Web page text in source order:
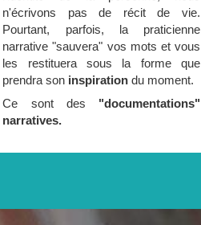
n'écrivons pas de récit de vie.
Pourtant, parfois, la praticienne
narrative "sauvera" vos mots et vous
les restituera sous la forme que
prendra son inspirationdu moment.
Ce sont des "documentations"
narratives.